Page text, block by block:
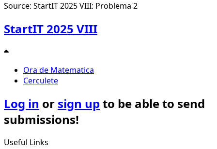
Source: StartIT 2025 VIII: Problema 2
StartIT 2025 VIII
Ora de Matematica
Cerculete
Log in or sign upto be able to send
submissions!
Useful Links